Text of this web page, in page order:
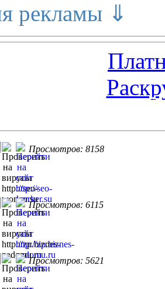
рекламы ⇓
Просмотров: 8158
Просмотров: 6115
Просмотров: 5621